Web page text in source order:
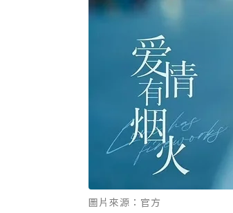
圖片來源：官方